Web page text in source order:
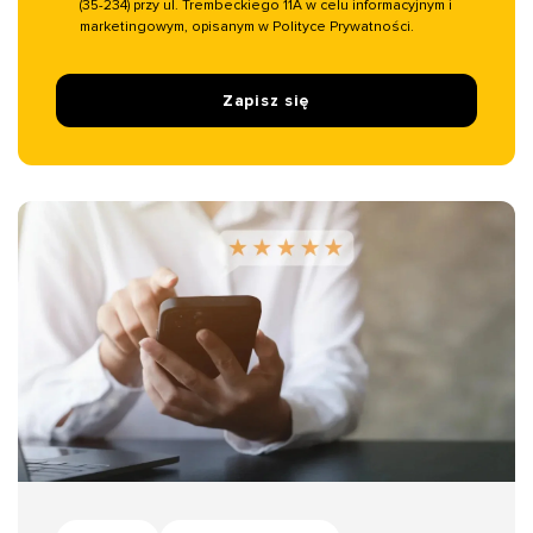
(35-234) przy ul. Trembeckiego 11A w celu informacyjnym i
marketingowym, opisanym w Polityce Prywatności.
Zapisz się